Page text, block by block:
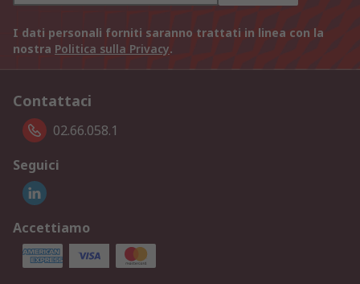
I dati personali forniti saranno trattati in linea con la
nostra Politica sulla Privacy.
Contattaci
02.66.058.1
Seguici
Accettiamo